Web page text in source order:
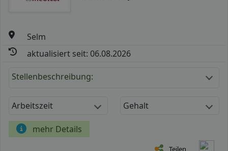
Selm
aktualisiert seit: 06.08.2026
Stellenbeschreibung:
Arbeitszeit Gehalt
mehr Details
Teilen